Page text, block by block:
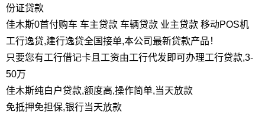
份证贷款
佳木斯0首付购车 车主贷款 车辆贷款 业主贷款 移动POS机
工行逸贷,建行逸贷全国接单,本公司最新贷款产品！
只要您有工行借记卡且工资由工行代发即可办理工行贷款,3-
50万
佳木斯纯白户贷款,额度高,操作简单,当天放款
免抵押免担保,银行当天放款